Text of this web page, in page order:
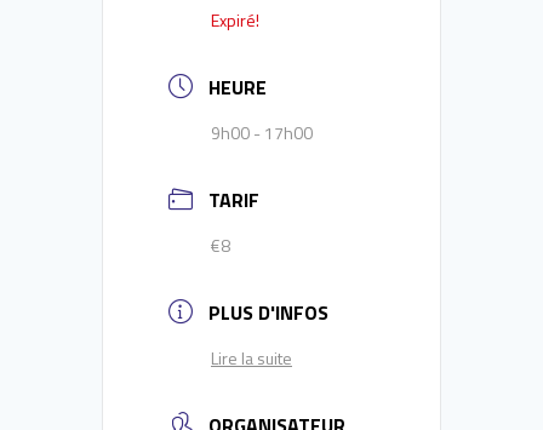
Expiré!
HEURE
9h00 - 17h00
TARIF
€8
PLUS D'INFOS
Lire la suite